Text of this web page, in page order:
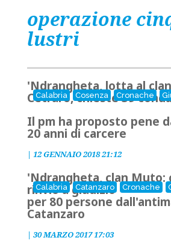
operazione
lustri
Calabria Cosenza Cronache
'Ndrangheta, lotta al
Cetraro, chieste 39
Il pm ha proposto pene
20 anni di carcere
| 12 GENNAIO 2018 21:12
Calabria Catanzaro Cronache
'Ndrangheta, clan Muto:
rinvio a giudizio
per 80 persone
Catanzaro
| 30 MARZO 2017 17:03